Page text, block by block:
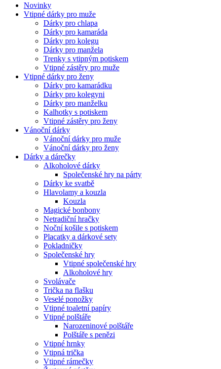
Novinky
Vtipné dárky pro muže
Dárky pro chlapa
Dárky pro kamaráda
Dárky pro kolegu
Dárky pro manžela
Trenky s vtipným potiskem
Vtipné zástěry pro muže
Vtipné dárky pro ženy
Dárky pro kamarádku
Dárky pro kolegyni
Dárky pro manželku
Kalhotky s potiskem
Vtipné zástěry pro ženy
Vánoční dárky
Vánoční dárky pro muže
Vánoční dárky pro ženy
Dárky a dárečky
Alkoholové dárky
Společenské hry na párty
Dárky ke svatbě
Hlavolamy a kouzla
Kouzla
Magické bonbony
Netradiční hračky
Noční košile s potiskem
Placatky a dárkové sety
Pokladničky
Společenské hry
Vtipné společenské hry
Alkoholové hry
Svolávače
Trička na flašku
Veselé ponožky
Vtipné toaletní papíry
Vtipné polštáře
Narozeninové polštáře
Polštáře s penězi
Vtipné hrnky
Vtipná trička
Vtipné rámečky